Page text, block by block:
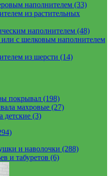
наполнителем (33)
из растительных
наполнителем (48)
с шелковым наполнителем
из шерсти (14)
покрывал (198)
махровые (27)
детские (3)
и наволочки (288)
и табуретов (6)